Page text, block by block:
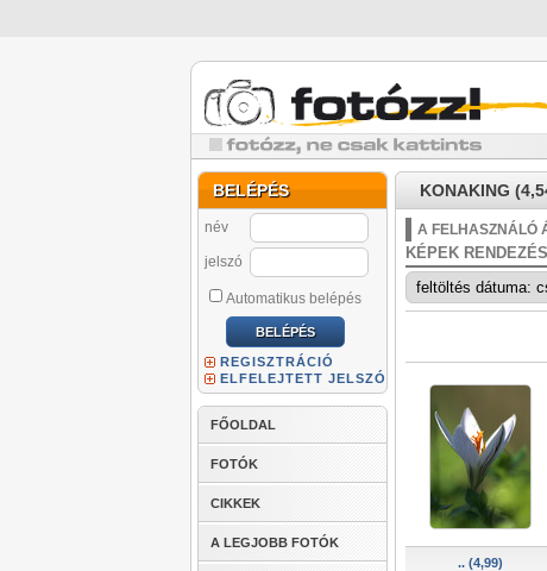
BELÉPÉS
név
jelszó
Automatikus belépés
REGISZTRÁCIÓ
ELFELEJTETT JELSZÓ
FŐOLDAL
FOTÓK
CIKKEK
A LEGJOBB FOTÓK
KONAKING
A FELHASZNÁLÓ
KÉPEK
.. (4,99)